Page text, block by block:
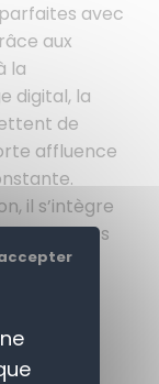
avec
aux
la
digital, la
de
affluence
il s’intègre